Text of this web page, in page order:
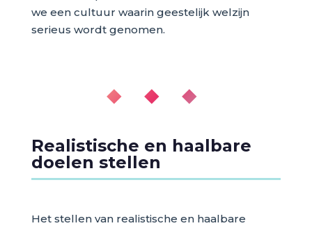
we een cultuur waarin geestelijk welzijn
serieus wordt genomen.
◆ ◆ ◆
Realistische en haalbare
doelen stellen
Het stellen van realistische en haalbare